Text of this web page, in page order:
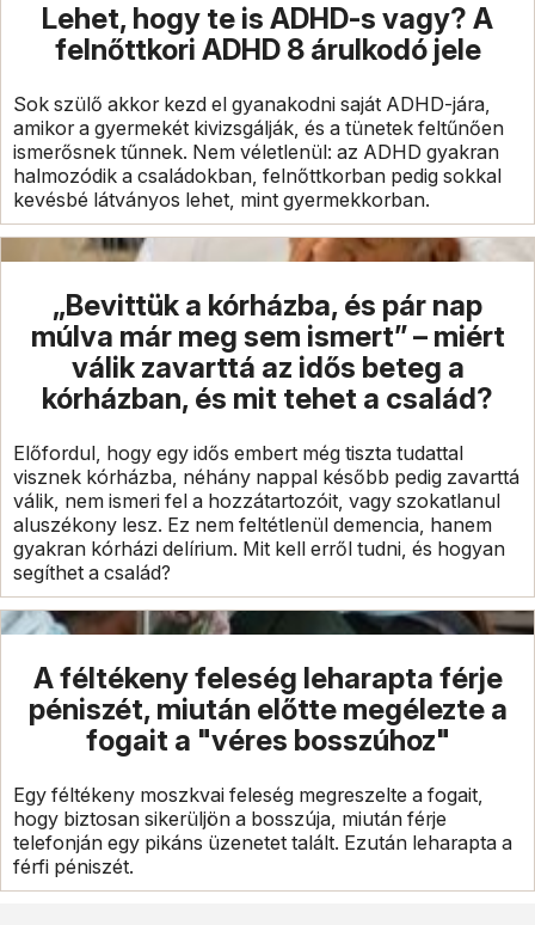
Lehet, hogy te is ADHD-s vagy? A
felnőttkori ADHD 8 árulkodó jele
Sok szülő akkor kezd el gyanakodni saját ADHD-jára,
amikor a gyermekét kivizsgálják, és a tünetek feltűnően
ismerősnek tűnnek. Nem véletlenül: az ADHD gyakran
halmozódik a családokban, felnőttkorban pedig sokkal
kevésbé látványos lehet, mint gyermekkorban.
„Bevittük a kórházba, és pár nap
múlva már meg sem ismert” – miért
válik zavarttá az idős beteg a
kórházban, és mit tehet a család?
Előfordul, hogy egy idős embert még tiszta tudattal
visznek kórházba, néhány nappal később pedig zavarttá
válik, nem ismeri fel a hozzátartozóit, vagy szokatlanul
aluszékony lesz. Ez nem feltétlenül demencia, hanem
gyakran kórházi delírium. Mit kell erről tudni, és hogyan
segíthet a család?
A féltékeny feleség leharapta férje
péniszét, miután előtte megélezte a
fogait a "véres bosszúhoz"
Egy féltékeny moszkvai feleség megreszelte a fogait,
hogy biztosan sikerüljön a bosszúja, miután férje
telefonján egy pikáns üzenetet talált. Ezután leharapta a
férfi péniszét.